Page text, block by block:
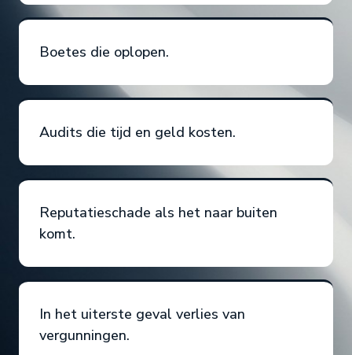
Boetes die oplopen.
Audits die tijd en geld kosten.
Reputatieschade als het naar buiten
komt.
In het uiterste geval verlies van
vergunningen.